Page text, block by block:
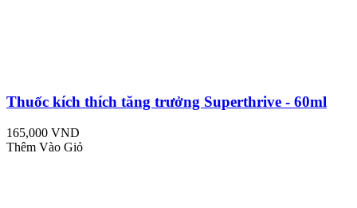
Thuốc kích thích tăng trưởng Superthrive - 60ml
165,000 VND
Thêm Vào Giỏ